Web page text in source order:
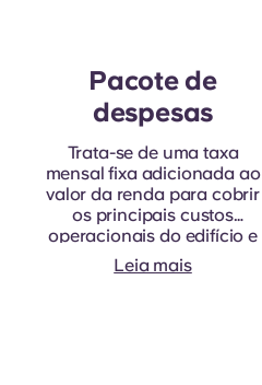
Pacote de
despesas
Trata-se de uma taxa
mensal fixa adicionada ao
valor da renda para cobrir
os principais custos
operacionais do edifício e
os serviços públicos que
normalmente são cobrados
Leia mais